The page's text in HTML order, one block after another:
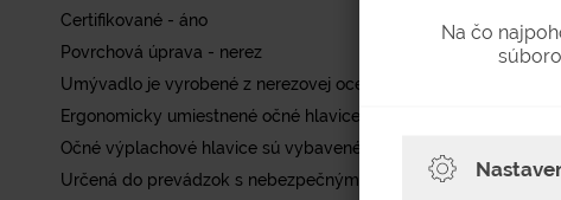
Certifikované - áno
Povrchová úprava - nerez
Umývadlo je vyrobené z nerezovej ocele. Spojovacie časti sú
Ergonomicky umiestnené očné hlavice zabezpečujú pri
Očné výplachové hlavice sú vybavené ľahkými krytmi proti
Určená do prevádzok s nebezpečnými látkami a rizikom
Na čo